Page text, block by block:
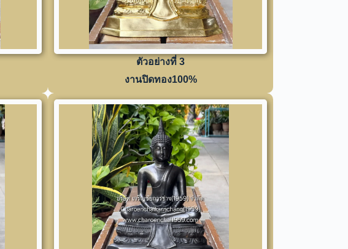
ตัวอย่างที่ 3
งานปิดทอง100%